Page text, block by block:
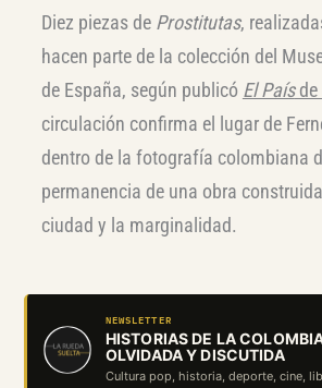
Diez piezas de Prostitutas,
hacen parte de la colección del
de España, según publicó El Paísde
circulación confirma el lugar de
dentro de la fotografía colombiana
permanencia de una obra
ciudad y la marginalidad.
NEWSLETTER
HISTORIAS DE LA
OLVIDADA Y DISCUTIDA
Cultura pop, historia, deporte, cine,